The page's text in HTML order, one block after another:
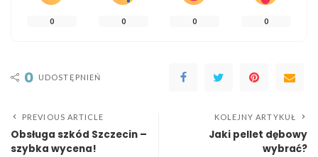
0 0 0 0
0 UDOSTĘPNIEŃ
PREVIOUS ARTICLE
Obsługa szkód Szczecin –
szybka wycena!
KOLEJNY ARTYKUŁ
Jaki pellet dębowy
wybrać?